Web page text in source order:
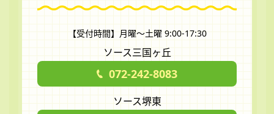
【受付時間】月曜～土曜 9:00-17:30
ソース三国ヶ丘
072-242-8083
ソース堺東